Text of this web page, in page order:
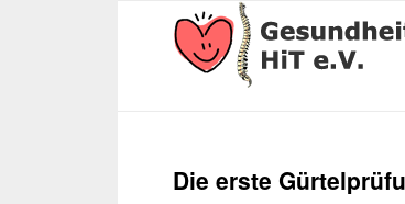
Die erste